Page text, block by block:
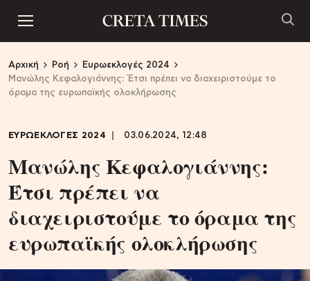
Αρχική Ροή
Ευρωεκλογές 2024
Μανώλης Κεφαλογιάννης: Έτσι πρέπει να διαχειριστούμε το
όραμα της ευρωπαϊκής ολοκλήρωσης
ΕΥΡΩΕΚΛΟΓΕΣ 2024 03.06.2024, 12:48
Μανώλης Κεφαλογιάννης:
Έτσι πρέπει να
διαχειριστούμε το όραμα της
ευρωπαϊκής ολοκλήρωσης